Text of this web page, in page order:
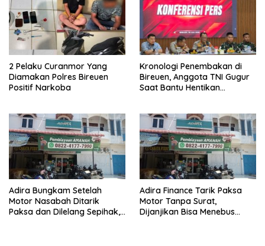
2 Pelaku Curanmor Yang
Diamakan Polres Bireuen
Positif Narkoba
Kronologi Penembakan di
Bireuen, Anggota TNI Gugur
Saat Bantu Hentikan
Adira Bungkam Setelah
Motor Nasabah Ditarik
Paksa dan Dilelang Sepihak,
Adira Finance Tarik Paksa
Motor Tanpa Surat,
Dijanjikan Bisa Menebus